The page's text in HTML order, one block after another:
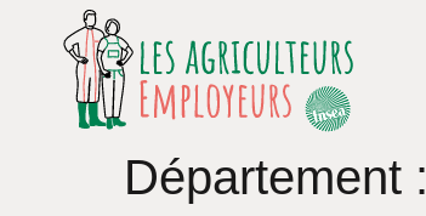
Département :